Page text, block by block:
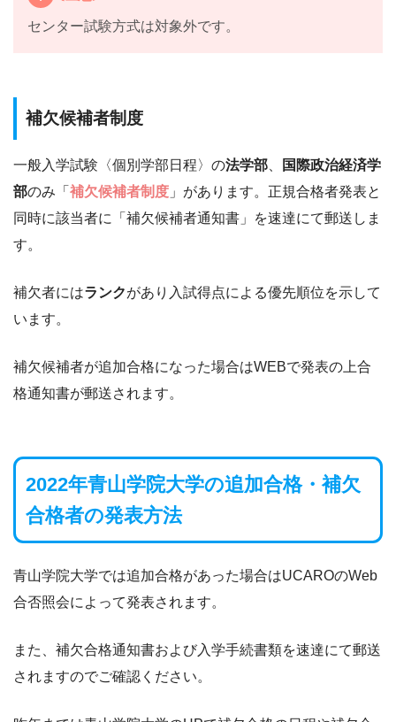
センター試験方式は対象外です。
補欠候補者制度
一般入学試験〈個別学部日程〉の法学部
国際政治経済学
部のみ「 補欠候補者制度 」があります。正規合格者発表と
同時に該当者に「補欠候補者通知書」を速達にて郵送しま
す。
補欠者にはランクがあり入試得点による優先順位を示して
います。
補欠候補者が追加合格になった場合はWEBで発表の上合
格通知書が郵送されます。
2022年青山学院大学の追加合格・補欠
合格者の発表方法
青山学院大学では追加合格があった場合はUCAROのWeb
合否照会によって発表されます。
また、補欠合格通知書および入学手続書類を速達にて郵送
されますのでご確認ください。